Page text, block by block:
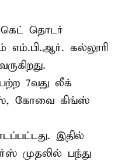
தொடர்
எம்.பி.ஆர். கல்லூரி
7வது லீக்
கோவை கிங்ஸ்
இதில்
முதலில் பந்து